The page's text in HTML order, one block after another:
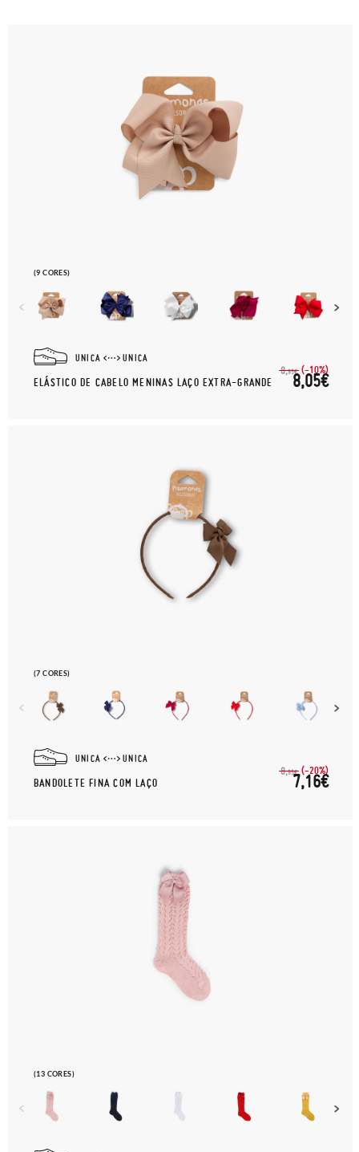
(9 CORES)
UNICA UNICA
ELÁSTICO DE CABELO MENINAS LAÇO EXTRA-GRANDE
8,95€ (-10%)
8,05€
(7 CORES)
UNICA UNICA
BANDOLETE FINA COM LAÇO
8,95€ (-20%)
7,16€
(13 CORES)